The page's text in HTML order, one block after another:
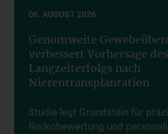
06. AUGUST 2026
Genomweite
verbessert Vorhersage des
Langzeiterfolgs nach
Nierentransplantation
Studie legt Grundstein für
Risikobewertung und